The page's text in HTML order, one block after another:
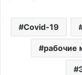
Covid-19
рабочие